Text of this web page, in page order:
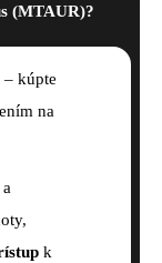
(MTAUR)?
kúpte
na
k